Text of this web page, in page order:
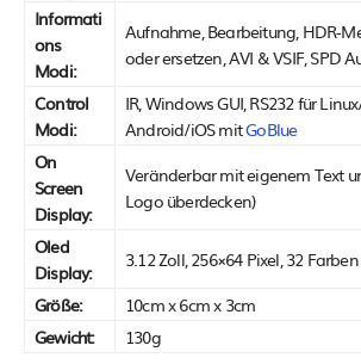
Informati
ons
Modi:
Aufnahme, Bearbeitung, HDR-
oder ersetzen, AVI & VSIF, SPD
Control
Modi:
IR, Windows GUI, RS232 für
Android/iOS mitGoBlue
On
Screen
Display:
Veränderbar mit eigenem Text
Logo überdecken)
Oled
Display:
3.12 Zoll, 256×64 Pixel, 32
Größe:
10cm x 6cm x 3cm
Gewicht:
130g